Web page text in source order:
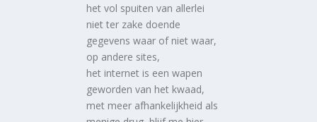
het vol spuiten van allerlei
niet ter zake doende
gegevens waar of niet waar,
op andere sites,
het internet is een wapen
geworden van het kwaad,
met meer afhankelijkheid als